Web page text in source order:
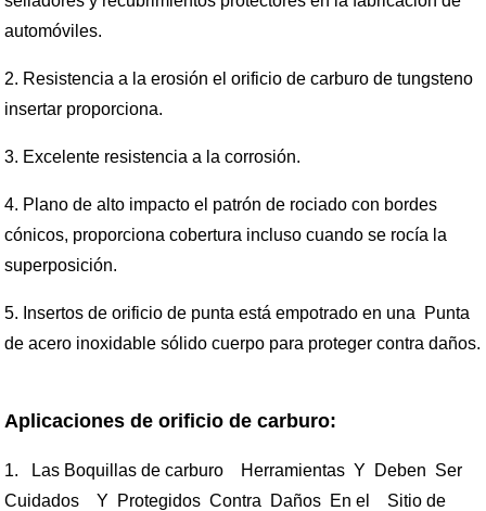
automóviles.
2. Resistencia a la erosión el orificio de carburo de tungsteno
insertar proporciona.
3. Excelente resistencia a la corrosión.
4. Plano de alto impacto el patrón de rociado con bordes
cónicos, proporciona cobertura incluso cuando se rocía la
superposición.
5. Insertos de orificio de punta está empotrado en una Punta
de acero inoxidable sólido cuerpo para proteger contra daños.
Aplicaciones de orificio de carburo:
1. Las Boquillas de carburo Herramientas Y Deben Ser
Cuidados Y Protegidos Contra Daños En el Sitio de